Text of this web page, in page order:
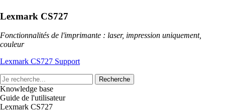
Lexmark CS727
Fonctionnalités de l'imprimante : laser, impression uniquement,
couleur
Lexmark CS727 Support
Recherche
Knowledge base
Guide de l'utilisateur
Lexmark CS727